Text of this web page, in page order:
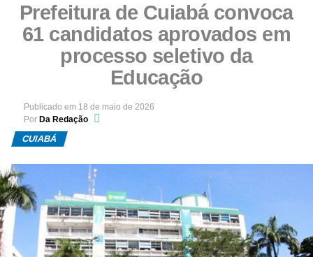
Prefeitura de Cuiabá convoca
61 candidatos aprovados em
processo seletivo da
Educação
Publicado em 18 de maio de 2026
Por Da Redação
CUIABÁ